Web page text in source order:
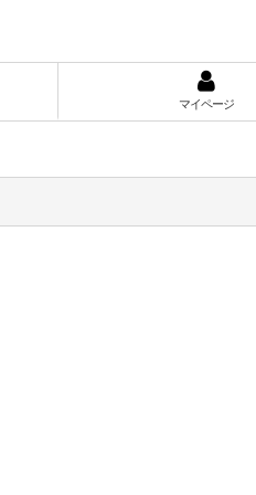
マイページ